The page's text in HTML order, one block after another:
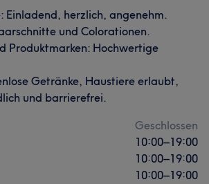
Einladend, herzlich, angenehm.
und Colorationen.
Produktmarken: Hochwertige
Getränke, Haustiere erlaubt,
und barrierefrei.
Geschlossen
10:00–19:00
10:00–19:00
10:00–19:00